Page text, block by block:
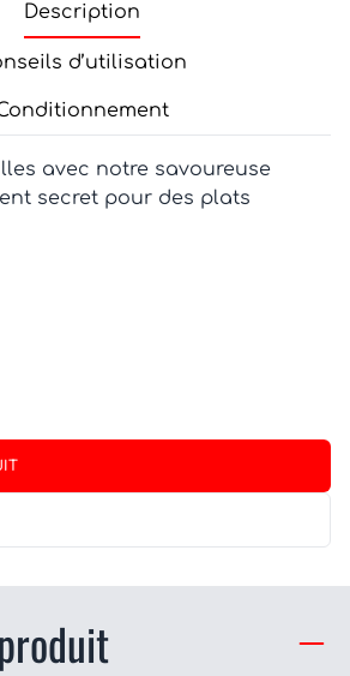
Description
d’utilisation
avec notre savoureuse
secret pour des plats